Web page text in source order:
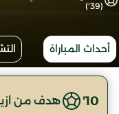
(39')
أحداث المباراة
10' هدف من